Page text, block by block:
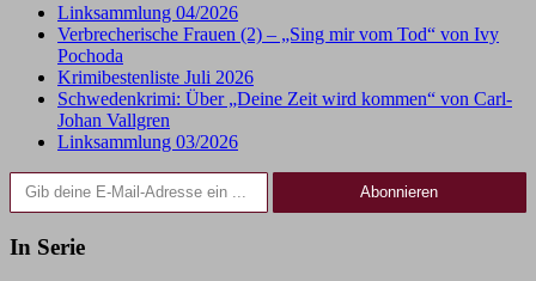
Linksammlung 04/2026
Verbrecherische Frauen (2) – „Sing mir vom Tod“ von Ivy
Pochoda
Krimibestenliste Juli 2026
Schwedenkrimi: Über „Deine Zeit wird kommen“ von Carl-
Johan Vallgren
Linksammlung 03/2026
Gib deine E-Mail-Adresse ein ...
Abonnieren
In Serie